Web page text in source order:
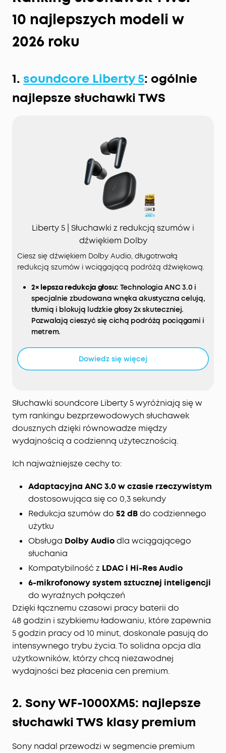
10 najlepszych modeli w
2026 roku
1. soundcore Liberty 5: ogólnie
najlepsze słuchawki TWS
Liberty 5 | Słuchawki z redukcją szumów i
dźwiękiem Dolby
Ciesz się dźwiękiem Dolby Audio, długotrwałą
redukcją szumów i wciągającą podróżą dźwiękową.
2× lepsza redukcja głosu: Technologia ANC 3.0 i
specjalnie zbudowana wnęka akustyczna celują,
tłumią i blokują ludzkie głosy 2x skuteczniej.
Pozwalają cieszyć się cichą podróżą pociągami i
metrem.
sekundy, aby dostosować się do każdej subtelnej
zmiany w Twoim otoczeniu, zapewniając
w branży algorytmowi Dolby Audio oraz
niestandardowym trybom do muzyki, filmów i
podcastów, bezprzewodowe słuchawki Liberty 5
stawiają Cię na pierwszym miejscu w każdej
prezentacji.
Zrównoważone, Pełne Detali Słuchanie:
membranami z papieru wełnianego, rurkami
wzmacniającymi basy, LDAC i Hi-Res Audio, te
słuchawki z tłumieniem hałasu reprodukują
muzyczne niuanse, dostarczając bogate, dobrze
zbalansowane wysokie tony i basy.
6-Mikrofonowe Rozmowy Ai:
mikrofonów, AI tłumienie hałasu oraz algorytm
odporny na wiatr, te bezprzewodowe słuchawki
zapewniając naturalne, czyste rozmowy, jakbyś
rozmawiał twarzą w twarz.
Szybkie Ładowanie, Długotrwałe Użytkowanie:
12 godzin odtwarzania na jednym ładowaniu i do
48 godzin z etui w normalnym trybie. Z włączonym
ANC, uzyskaj 8 godzin na jednym ładowaniu i
łącznie 32 godziny. Szybkie ładowanie przez 10
minut daje 5 godzin czasu odtwarzania.
Dowiedz się więcej
Słuchawki soundcore Liberty 5 wyróżniają się w
tym rankingu bezprzewodowych słuchawek
dousznych dzięki równowadze między
wydajnością a codzienną użytecznością.
Ich najważniejsze cechy to:
Adaptacyjna ANC 3.0 w czasie rzeczywistym
dostosowująca się co 0,3 sekundy
Redukcja szumów do 52 dBdo codziennego
użytku
Obsługa Dolby Audiodla wciągającego
słuchania
Kompatybilność z LDAC i Hi-Res Audio
6-mikrofonowy system sztucznej inteligencji
do wyraźnych połączeń
Dzięki łącznemu czasowi pracy baterii do
48 godzin i szybkiemu ładowaniu, które zapewnia
5 godzin pracy od 10 minut, doskonale pasują do
intensywnego trybu życia. To solidna opcja dla
użytkowników, którzy chcą niezawodnej
wydajności bez płacenia cen premium.
2. Sony WF-1000XM5: najlepsze
słuchawki TWS klasy premium
Sony nadal przewodzi w segmencie premium